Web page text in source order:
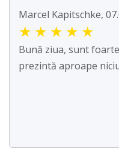
Marcel Kapitschke,
★ ★ ★ ★ ★
Bună ziua, sunt
prezintă aproape